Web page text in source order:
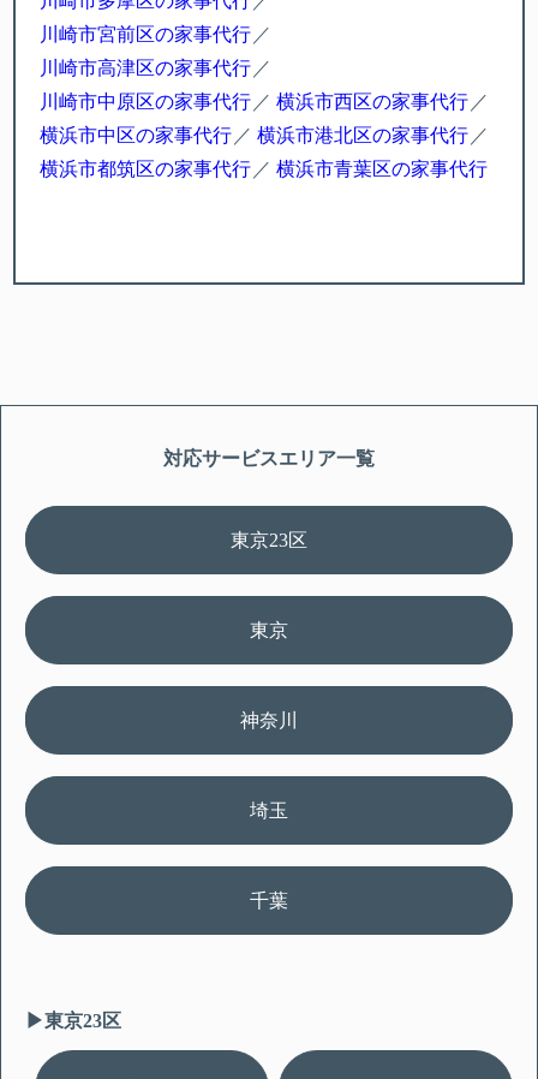
川崎市宮前区の家事代行
川崎市高津区の家事代行
川崎市中原区の家事代行
横浜市西区の家事代行
横浜市中区の家事代行
横浜市港北区の家事代行
横浜市都筑区の家事代行
横浜市青葉区の家事代行
対応サービスエリア一覧
東京23区
東京
神奈川
埼玉
千葉
▶︎東京23区